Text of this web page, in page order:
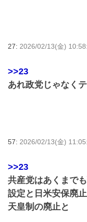
27: 2026/02/13(金)
>>23
あれ政党じゃなく
57: 2026/02/13(金)
>>23
共産党はあくまで
設定と日米安保廃
天皇制の廃止と